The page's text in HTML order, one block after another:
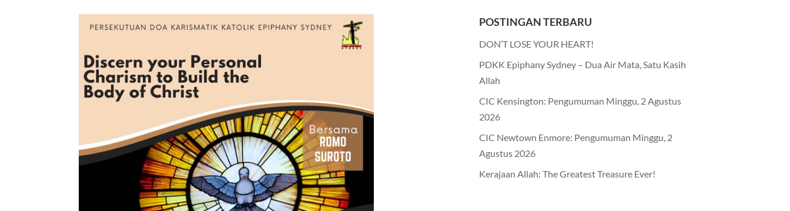
POSTINGAN TERBARU
DON’T LOSE YOUR HEART!
PDKK Epiphany Sydney – Dua Air Mata, Satu Kasih
Allah
CIC Kensington: Pengumuman Minggu, 2 Agustus
2026
CIC Newtown Enmore: Pengumuman Minggu, 2
Agustus 2026
Kerajaan Allah: The Greatest Treasure Ever!